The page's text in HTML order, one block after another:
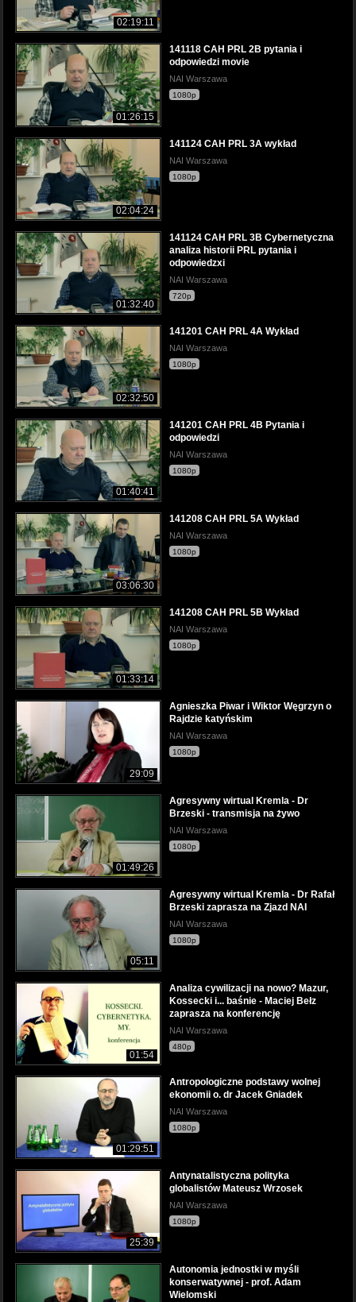
02:19:11
01:26:15
141118 CAH PRL 2B pytania i
odpowiedzi movie
NAI Warszawa
1080p
02:04:24
141124 CAH PRL 3A wykład
NAI Warszawa
1080p
01:32:40
141124 CAH PRL 3B Cybernetyczna
analiza historii PRL pytania i
odpowiedzxi
NAI Warszawa
720p
02:32:50
141201 CAH PRL 4A Wykład
NAI Warszawa
1080p
01:40:41
141201 CAH PRL 4B Pytania i
odpowiedzi
NAI Warszawa
1080p
03:06:30
141208 CAH PRL 5A Wykład
NAI Warszawa
1080p
01:33:14
141208 CAH PRL 5B Wykład
NAI Warszawa
1080p
29:09
Agnieszka Piwar i Wiktor Węgrzyn o
Rajdzie katyńskim
NAI Warszawa
1080p
01:49:26
Agresywny wirtual Kremla - Dr
Brzeski - transmisja na żywo
NAI Warszawa
1080p
05:11
Agresywny wirtual Kremla - Dr Rafał
Brzeski zaprasza na Zjazd NAI
NAI Warszawa
1080p
01:54
Analiza cywilizacji na nowo? Mazur,
Kossecki i... baśnie - Maciej Bełz
zaprasza na konferencję
NAI Warszawa
480p
01:29:51
Antropologiczne podstawy wolnej
ekonomii o. dr Jacek Gniadek
NAI Warszawa
1080p
25:39
Antynatalistyczna polityka
globalistów Mateusz Wrzosek
NAI Warszawa
1080p
Autonomia jednostki w myśli
konserwatywnej - prof. Adam
Wielomski